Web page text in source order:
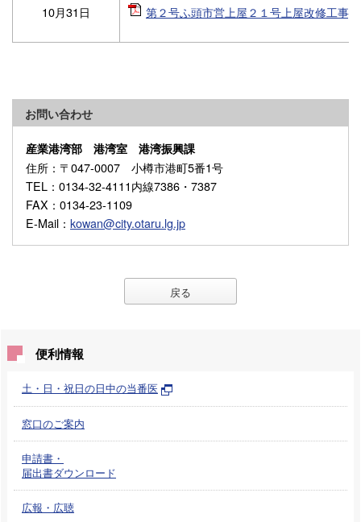
10月31日 第２号ふ頭市営上屋２１号上屋改修工事
お問い合わせ
産業港湾部 港湾室 港湾振興課
住所 ：〒047-0007 小樽市港町5番1号
TEL ：0134-32-4111内線7386・7387
FAX ：0134-23-1109
E-Mail ： kowan@city.otaru.lg.jp
戻る
便利情報
土・日・祝日の日中の当番医
窓口のご案内
申請書・
届出書ダウンロード
広報・広聴